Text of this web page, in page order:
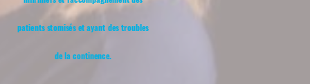
patients stomisés et ayant des troubles
de la continence.